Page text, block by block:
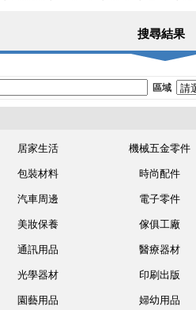
搜尋結果
區域
居家生活 機械五金零件
包裝材料 時尚配件
汽車周邊 電子零件
美妝保養 傢俱工廠
通訊用品 醫療器材
光學器材 印刷出版
園藝用品 婦幼用品